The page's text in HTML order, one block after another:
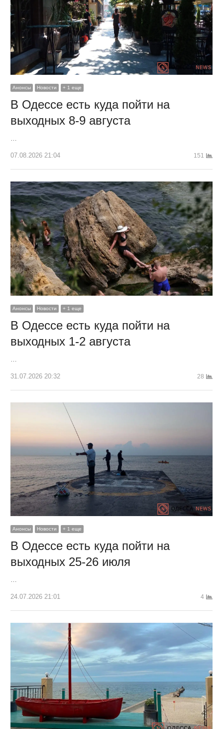
Анонсы Новости + 1 еще
В Одессе есть куда пойти на
выходных 8-9 августа
…
07.08.2026 21:04 151
Анонсы Новости + 1 еще
В Одессе есть куда пойти на
выходных 1-2 августа
31.07.2026 20:32 28
Анонсы Новости + 1 еще
В Одессе есть куда пойти на
выходных 25-26 июля
…
24.07.2026 21:01 4